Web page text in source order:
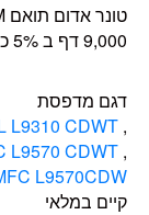
טונר אדום תואם Brother TN-910M
9,000 דף ב 5% כיסוי
דגם מדפסת
L9310 CDWT ,
L9570 CDWT ,
L9570CDW
קיים במלאי